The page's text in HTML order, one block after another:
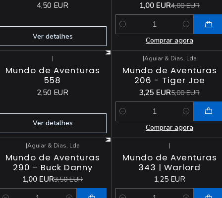
4,50 EUR
Ver detalhes
1,00 EUR4,00 EUR
Quantidade
Comprar agora
|
Mundo de Aventuras
558
2,50 EUR
Ver detalhes
DESCONTO
|Aguiar & Dias, Lda
Mundo de Aventuras
206 - Tiger Joe
3,25 EUR5,00 EUR
Quantidade
Comprar agora
DESCONTO
|Aguiar & Dias, Lda
Mundo de Aventuras
290 - Buck Danny
1,00 EUR3,50 EUR
|
Mundo de Aventuras
343 | Warlord
1,25 EUR